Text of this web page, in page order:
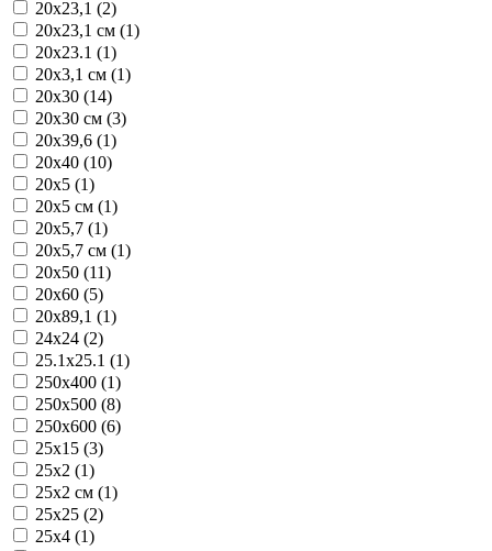
20x23,1 (2)
20x23,1 см (1)
20x23.1 (1)
20x3,1 см (1)
20x30 (14)
20x30 см (3)
20x39,6 (1)
20x40 (10)
20x5 (1)
20x5 см (1)
20x5,7 (1)
20x5,7 см (1)
20x50 (11)
20x60 (5)
20x89,1 (1)
24x24 (2)
25.1x25.1 (1)
250x400 (1)
250x500 (8)
250x600 (6)
25x15 (3)
25x2 (1)
25x2 см (1)
25x25 (2)
25x4 (1)